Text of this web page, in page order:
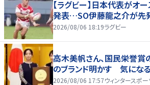
【ラグビー】日本代表がオ
発表…SO伊藤龍之介が先
2026/08/06 18:19ラグビー
高木美帆さん、国民栄誉賞
のブランド明かす 気にな
2026/08/06 17:57ウィンタースポー